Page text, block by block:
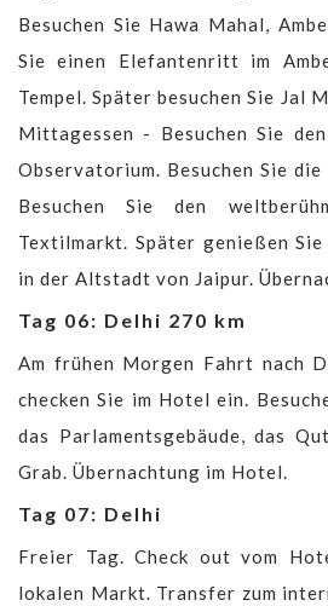
Besuchen Sie Hawa Mahal,
Sie einen Elefantenritt im
Tempel. Später besuchen Sie Jal
Mittagessen - Besuchen Sie
Observatorium. Besuchen Sie
Besuchen Sie den
Textilmarkt. Später genießen
in der Altstadt von Jaipur.
Tag 06: Delhi 270 km
Am frühen Morgen Fahrt nach
checken Sie im Hotel ein.
das Parlamentsgebäude, das
Grab. Übernachtung im Hotel.
Tag 07: Delhi
Freier Tag. Check out vom
lokalen Markt. Transfer zum